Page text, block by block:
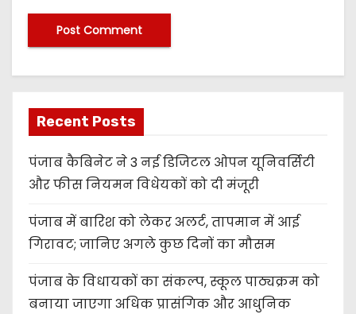
Recent Posts
पंजाब कैबिनेट ने 3 नई डिजिटल ओपन यूनिवर्सिटी
और फीस नियमन विधेयकों को दी मंजूरी
पंजाब में बारिश को लेकर अलर्ट, तापमान में आई
गिरावट; जानिए अगले कुछ दिनों का मौसम
पंजाब के विधायकों का संकल्प, स्कूल पाठ्यक्रम को
बनाया जाएगा अधिक प्रासंगिक और आधुनिक